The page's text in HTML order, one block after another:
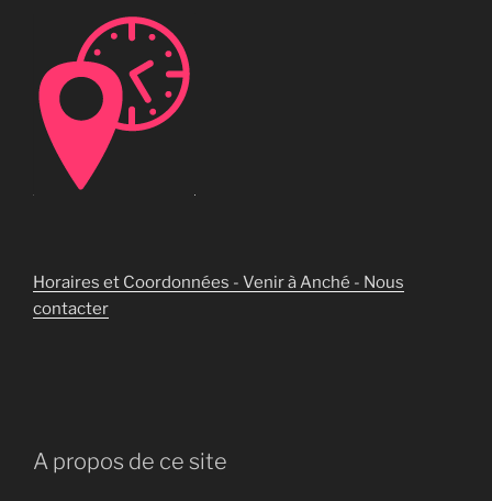
Horaires et Coordonnées - Venir à Anché - Nous
contacter
A propos de ce site